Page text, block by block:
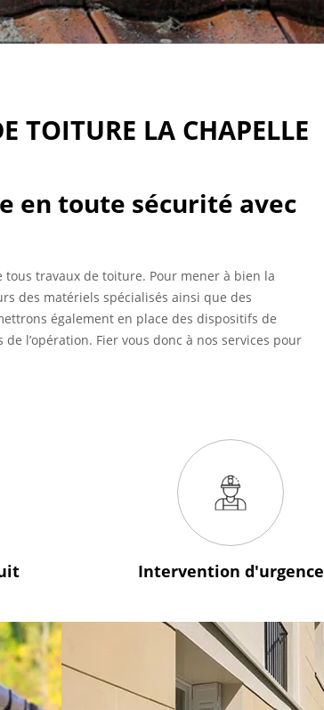
TOITURE LA CHAPELLE
en toute sécurité avec
travaux de toiture. Pour mener à bien la
des matériels spécialisés ainsi que des
également en place des dispositifs de
l’opération. Fier vous donc à nos services pour
Intervention d'urgence